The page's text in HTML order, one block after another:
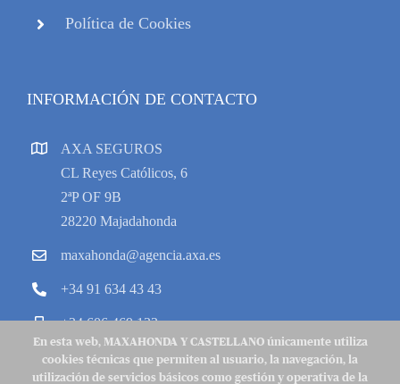
Política de Cookies
INFORMACIÓN DE CONTACTO
AXA SEGUROS
CL Reyes Católicos, 6
2ªP OF 9B
28220 Majadahonda
maxahonda@agencia.axa.es
+34 91 634 43 43
+34 606 469 133
En esta web, MAXAHONDA Y CASTELLANO únicamente utiliza
cookies técnicas que permiten al usuario, la navegación, la
utilización de servicios básicos como gestión y operativa de la